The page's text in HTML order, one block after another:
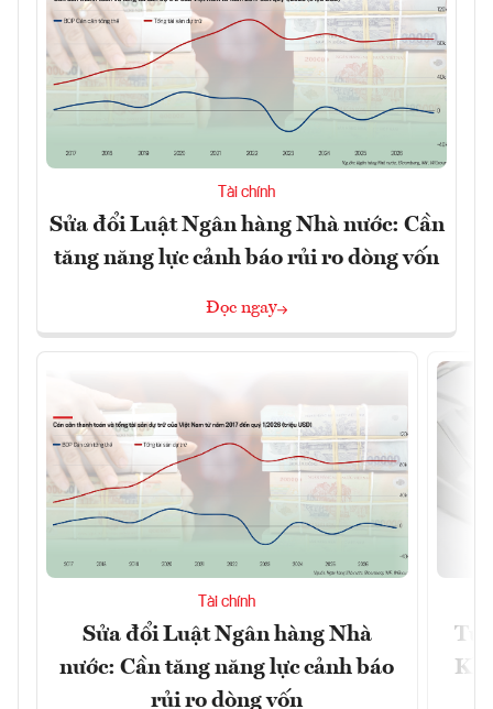
Tài chính
Sửa đổi Luật Ngân hàng Nhà nước: Cần
tăng năng lực cảnh báo rủi ro dòng vốn
Đọc ngay
Tài chính
Sửa đổi Luật Ngân hàng Nhà
nước: Cần tăng năng lực cảnh báo
rủi ro dòng vốn
Từ